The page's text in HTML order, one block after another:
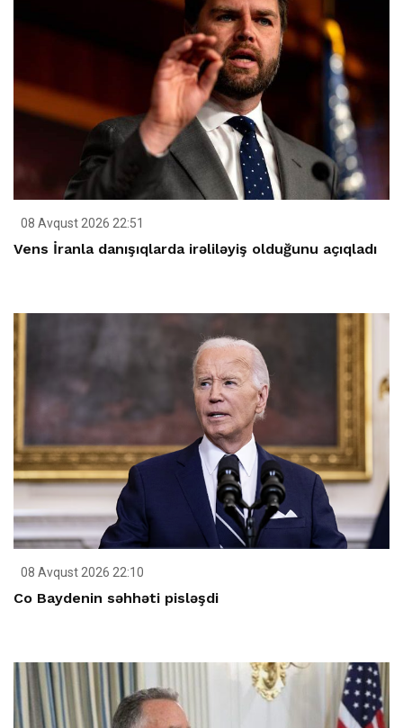
08 Avqust 2026 22:51
Vens İranla danışıqlarda irəliləyiş olduğunu açıqladı
08 Avqust 2026 22:10
Co Baydenin səhhəti pisləşdi